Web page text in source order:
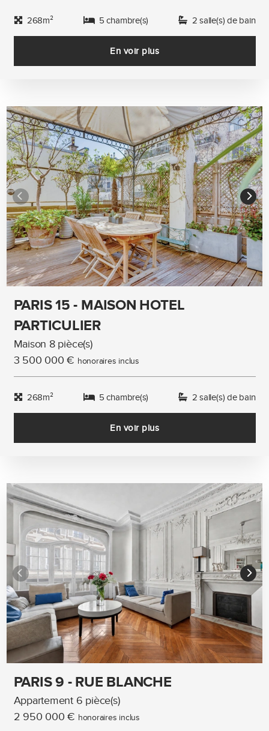
268m² 5 chambre(s) 2 salle(s) de bain
En voir plus
PARIS 15 - MAISON HOTEL
PARTICULIER
Maison 8 pièce(s)
3 500 000 € honoraires inclus
268m² 5 chambre(s) 2 salle(s) de bain
En voir plus
PARIS 9 - RUE BLANCHE
Appartement 6 pièce(s)
2 950 000 € honoraires inclus